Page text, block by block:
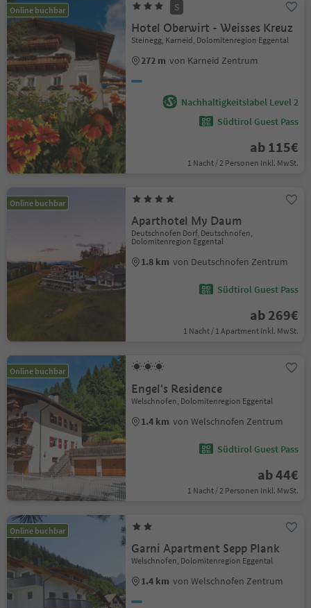
Online buchbar S
Hotel Oberwirt - Weisses Kreuz
Steinegg, Karneid, Dolomitenregion Eggental
272 m von Karneid Zentrum
Nachhaltigkeitslabel Level 2
Südtirol Guest Pass
ab 115€
1 Nacht / 2 Personen Inkl. MwSt.
Online buchbar
Aparthotel My Daum
Deutschnofen Dorf, Deutschnofen,
Dolomitenregion Eggental
1.8 km von Deutschnofen Zentrum
Südtirol Guest Pass
ab 269€
1 Nacht / 1 Apartment Inkl. MwSt.
Online buchbar
Engel's Residence
Welschnofen, Dolomitenregion Eggental
1.4 km von Welschnofen Zentrum
Südtirol Guest Pass
ab 44€
1 Nacht / 2 Personen Inkl. MwSt.
Online buchbar
Garni Apartment Sepp Plank
Welschnofen, Dolomitenregion Eggental
1.4 km von Welschnofen Zentrum